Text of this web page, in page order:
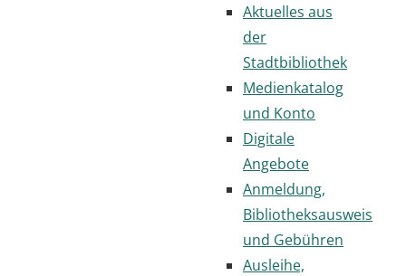
Aktuelles aus
der
Stadtbibliothek
Medienkatalog
und Konto
Digitale
Angebote
Anmeldung,
Bibliotheksausweis
und Gebühren
Ausleihe,